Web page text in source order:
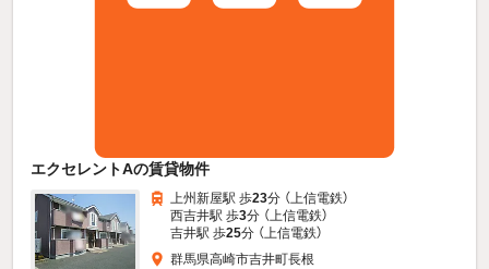
エクセレントAの賃貸物件
上州新屋駅 歩23分 （上信電鉄）
西吉井駅 歩3分 （上信電鉄）
吉井駅 歩25分 （上信電鉄）
群馬県高崎市吉井町長根